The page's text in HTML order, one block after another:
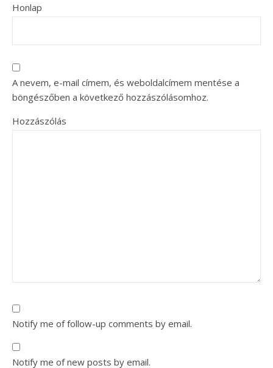
Honlap
A nevem, e-mail címem, és weboldalcímem mentése a
böngészőben a következő hozzászólásomhoz.
Hozzászólás
Notify me of follow-up comments by email.
Notify me of new posts by email.